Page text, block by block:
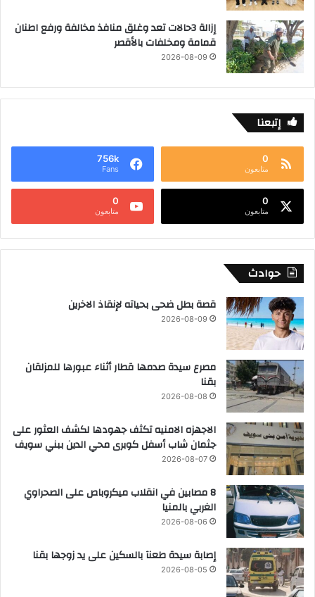
إزالة 3حالات تعد وغلق منافذ مخالفة ورفع اطنان
قمامة ومخلفات بالأقصر
2026-08-09
إتبعنا
0
متابعون
756k
Fans
0
متابعون
0
متابعون
حوادث
قصة بطل ضحى بحياته لإنقاذ الاخرين
2026-08-09
مصرع سيدة صدمها قطار أثناء عبورها للمزلقان
بقنا
2026-08-08
الاجهزه الامنيه تكثف جهودها لكشف العثور على
جثمان شاب أسفل كوبرى محي الدين ببني سويف
2026-08-07
8 مصابين في انقلاب ميكروباص على الصحراوي
الغربي بالمنيا
2026-08-06
إصابة سيدة طعنآ بالسكين على يد زوجها بقنا
2026-08-05